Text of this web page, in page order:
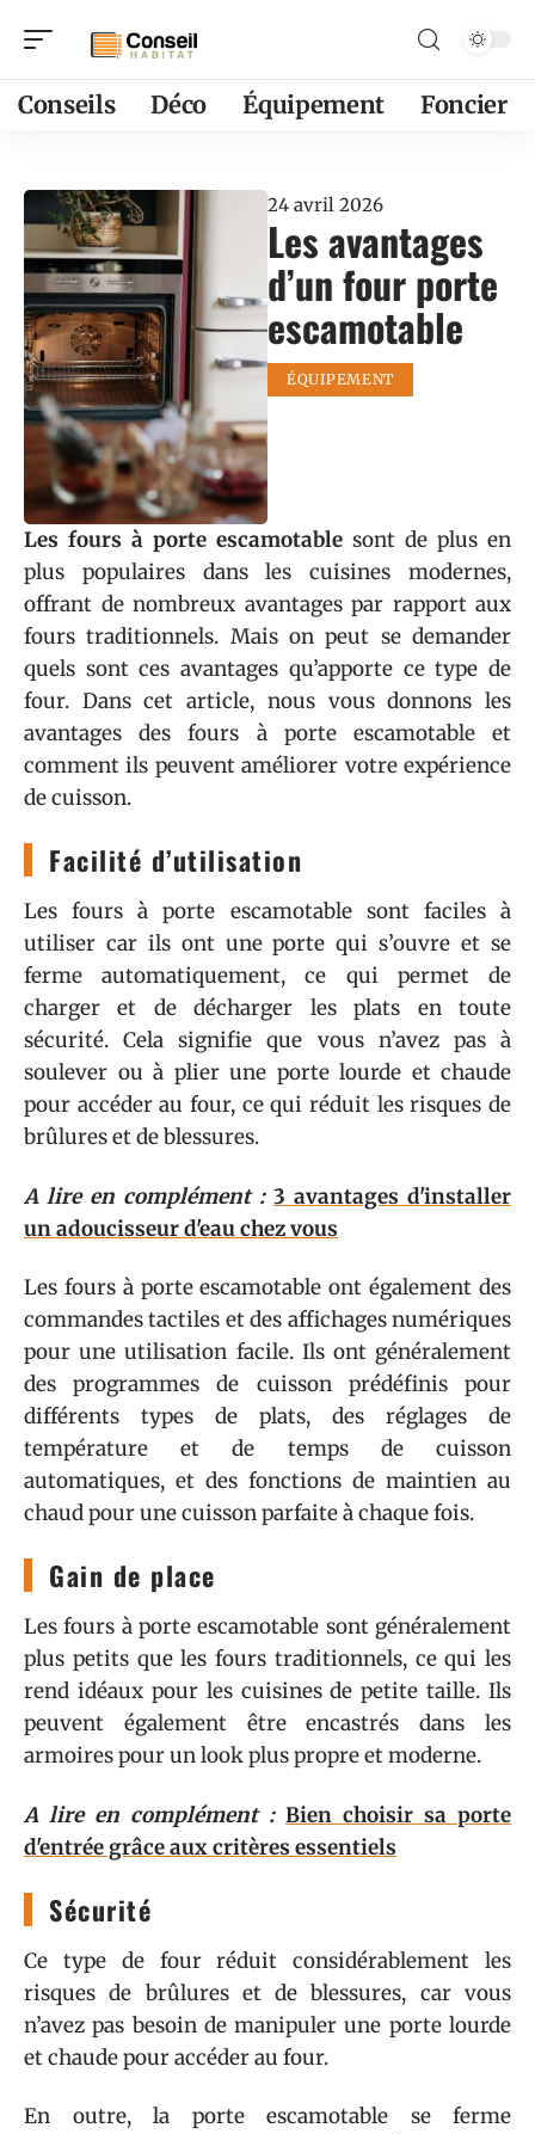
Conseils Déco Équipement Foncier
24 avril 2026
Les avantages
d’un four porte
escamotable
ÉQUIPEMENT
Les fours à porte escamotable sont de plus en
plus populaires dans les cuisines modernes,
offrant de nombreux avantages par rapport aux
fours traditionnels. Mais on peut se demander
quels sont ces avantages qu’apporte ce type de
four. Dans cet article, nous vous donnons les
avantages des fours à porte escamotable et
comment ils peuvent améliorer votre expérience
de cuisson.
Facilité d’utilisation
Les fours à porte escamotable sont faciles à
utiliser car ils ont une porte qui s’ouvre et se
ferme automatiquement, ce qui permet de
charger et de décharger les plats en toute
sécurité. Cela signifie que vous n’avez pas à
soulever ou à plier une porte lourde et chaude
pour accéder au four, ce qui réduit les risques de
brûlures et de blessures.
A lire en complément : 3 avantages d'installer
un adoucisseur d'eau chez vous
Les fours à porte escamotable ont également des
commandes tactiles et des affichages numériques
pour une utilisation facile. Ils ont généralement
des programmes de cuisson prédéfinis pour
différents types de plats, des réglages de
température et de temps de cuisson
automatiques, et des fonctions de maintien au
chaud pour une cuisson parfaite à chaque fois.
Gain de place
Les fours à porte escamotable sont généralement
plus petits que les fours traditionnels, ce qui les
rend idéaux pour les cuisines de petite taille. Ils
peuvent également être encastrés dans les
armoires pour un look plus propre et moderne.
A lire en complément : Bien choisir sa porte
d'entrée grâce aux critères essentiels
Sécurité
Ce type de four réduit considérablement les
risques de brûlures et de blessures, car vous
n’avez pas besoin de manipuler une porte lourde
et chaude pour accéder au four.
En outre, la porte escamotable se ferme